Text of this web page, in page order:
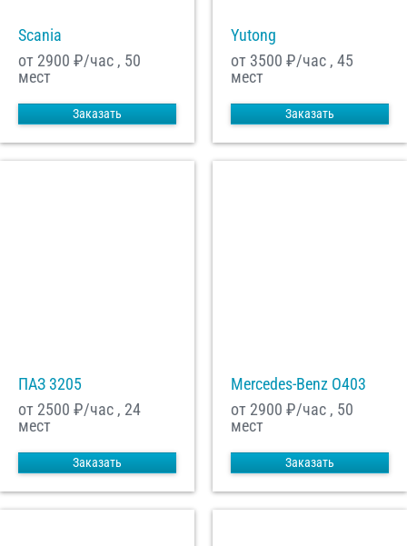
Scania
от 2900 ₽/час , 50
мест
Заказать
Yutong
от 3500 ₽/час , 45
мест
Заказать
ПАЗ 3205
от 2500 ₽/час , 24
мест
Заказать
Mercedes-Benz О403
от 2900 ₽/час , 50
мест
Заказать